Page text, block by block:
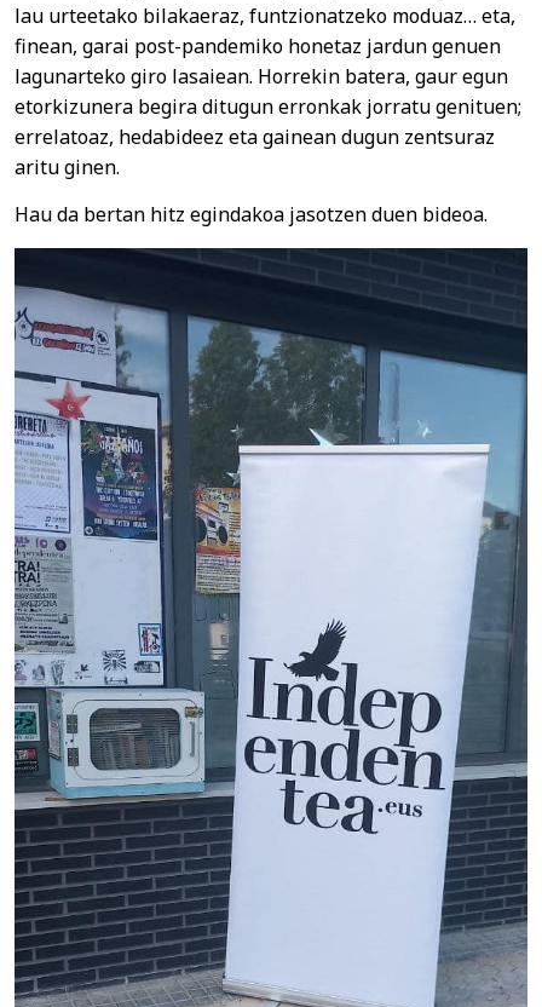
lau urteetako bilakaeraz, funtzionatzeko moduaz… eta,
finean, garai post-pandemiko honetaz jardun genuen
lagunarteko giro lasaiean. Horrekin batera, gaur egun
etorkizunera begira ditugun erronkak jorratu genituen;
errelatoaz, hedabideez eta gainean dugun zentsuraz
aritu ginen.
Hau da bertan hitz egindakoa jasotzen duen bideoa.